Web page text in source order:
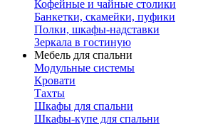
Кофейные и чайные столики
Банкетки, скамейки, пуфики
Полки, шкафы-надставки
Зеркала в гостиную
Мебель для спальни
Модульные системы
Кровати
Тахты
Шкафы для спальни
Шкафы-купе для спальни